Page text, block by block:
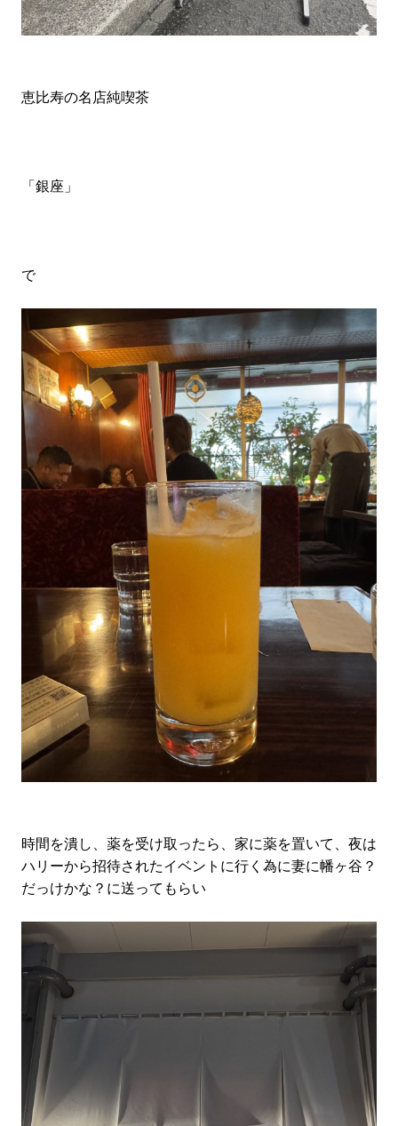
恵比寿の名店純喫茶
「銀座」
で
時間を潰し、薬を受け取ったら、家に薬を置いて、夜は
ハリーから招待されたイベントに行く為に妻に幡ヶ谷？
だっけかな？に送ってもらい